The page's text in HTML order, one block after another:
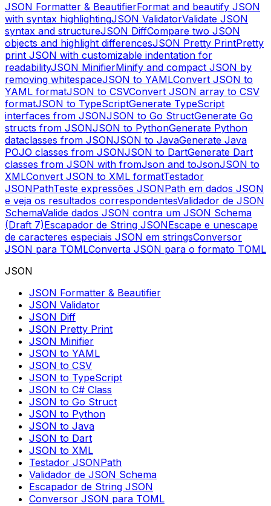
JSON Formatter & BeautifierFormat and beautify JSON
with syntax highlightingJSON ValidatorValidate JSON
syntax and structureJSON DiffCompare two JSON
objects and highlight differencesJSON Pretty PrintPretty
print JSON with customizable indentation for
readabilityJSON MinifierMinify and compact JSON by
removing whitespaceJSON to YAMLConvert JSON to
YAML formatJSON to CSVConvert JSON array to CSV
formatJSON to TypeScriptGenerate TypeScript
interfaces from JSONJSON to Go StructGenerate Go
structs from JSONJSON to PythonGenerate Python
dataclasses from JSONJSON to JavaGenerate Java
POJO classes from JSONJSON to DartGenerate Dart
classes from JSON with fromJson and toJsonJSON to
XMLConvert JSON to XML formatTestador
JSONPathTeste expressões JSONPath em dados JSON
e veja os resultados correspondentesValidador de JSON
SchemaValide dados JSON contra um JSON Schema
(Draft 7)Escapador de String JSONEscape e unescape
de caracteres especiais JSON em stringsConversor
JSON para TOMLConverta JSON para o formato TOML
JSON
JSON Formatter & Beautifier
JSON Validator
JSON Diff
JSON Pretty Print
JSON Minifier
JSON to YAML
JSON to CSV
JSON to TypeScript
JSON to C# Class
JSON to Go Struct
JSON to Python
JSON to Java
JSON to Dart
JSON to XML
Testador JSONPath
Validador de JSON Schema
Escapador de String JSON
Conversor JSON para TOML